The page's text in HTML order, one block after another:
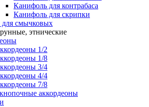
Канифоль для контрабаса
Канифоль для скрипки
смычковых
этнические
1/2
1/8
3/4
4/4
7/8
аккордеоны